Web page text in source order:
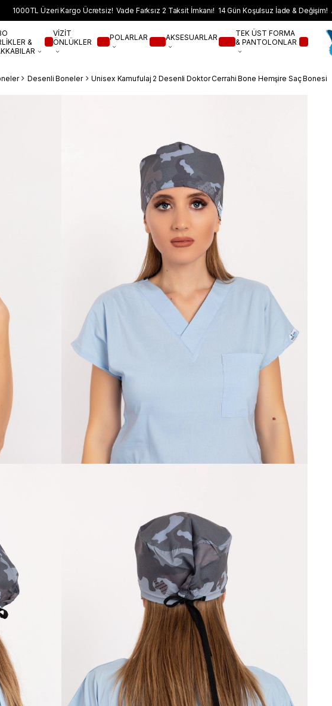
1000TL Üzeri Kargo Ücretsiz! Vade Farksız 2 Taksit İmkanı! 14 Gün Koşulsuz İade & Değişim!
&
VİZİT
ÖNLÜKLER
POLARLAR AKSESUARLAR
TEK ÜST FORMA
& PANTOLONLAR
Desenli Boneler Unisex Kamufulaj 2 Desenli Doktor Cerrahi Bone Hemşire Saç Bonesi